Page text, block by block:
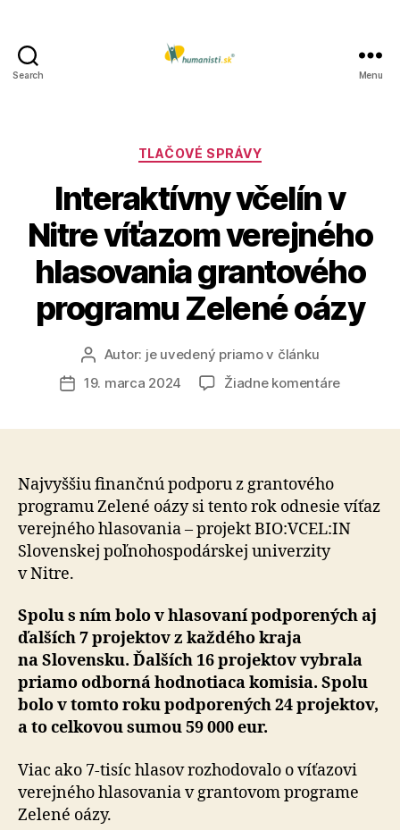
Search Menu
Kategórie
TLAČOVÉ SPRÁVY
Interaktívny včelín v
Nitre víťazom verejného
hlasovania grantového
programu Zelené oázy
Autor
článku
Autor: je uvedený priamo v článku
Dátum
19. marca 2024 Žiadne komentárena
Najvyššiu finančnú podporu z grantového
programu Zelené oázy si tento rok odnesie víťaz
verejného hlasovania – projekt BIO:VCEL:IN
Slovenskej poľnohospodárskej univerzity
v Nitre.
Spolu s ním bolo v hlasovaní podporených aj
ďalších 7 projektov z každého kraja
na Slovensku. Ďalších 16 projektov vybrala
priamo odborná hodnotiaca komisia. Spolu
bolo v tomto roku podporených 24 projektov,
a to celkovou sumou 59 000 eur.
Viac ako 7-tisíc hlasov rozhodovalo o víťazovi
verejného hlasovania v grantovom programe
Zelené oázy.